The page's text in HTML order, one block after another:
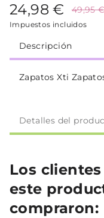
24,98 € 49,95
Impuestos incluidos
Descripción
Zapatos Xti
Detalles del
Los
este
compraron: